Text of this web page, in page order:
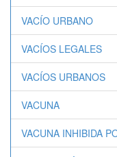
VACÍO URBANO
VACÍOS LEGALES
VACÍOS URBANOS
VACUNA
VACUNA INHIBIDA